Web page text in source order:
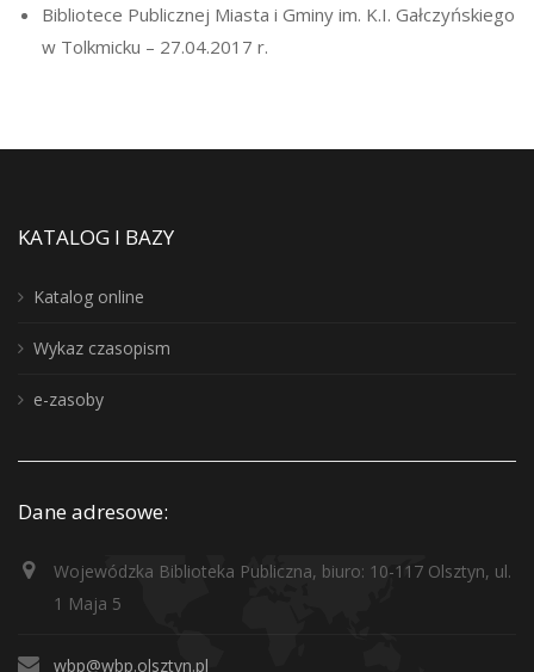
Bibliotece Publicznej Miasta i Gminy im. K.I. Gałczyńskiego
w Tolkmicku – 27.04.2017 r.
KATALOG I BAZY
Katalog online
Wykaz czasopism
e-zasoby
Dane adresowe:
Wojewódzka Biblioteka Publiczna, biuro: 10-117 Olsztyn, ul.
1 Maja 5
wbp@wbp.olsztyn.pl